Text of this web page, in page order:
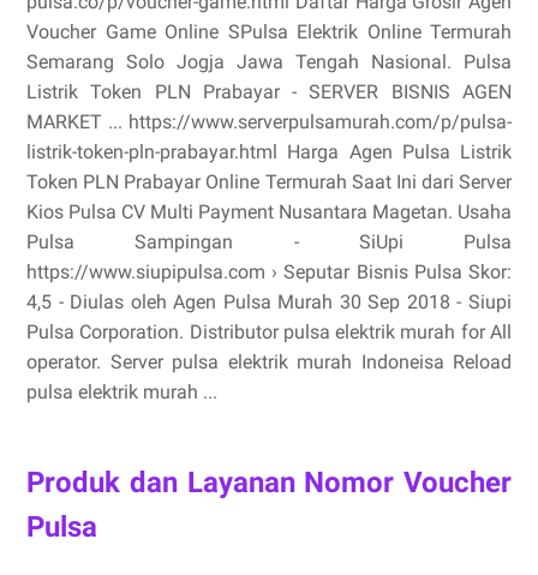
Voucher Game Online SPulsa Elektrik Online Termurah
Semarang Solo Jogja Jawa Tengah Nasional. Pulsa
Listrik Token PLN Prabayar - SERVER BISNIS AGEN
MARKET ... https://www.serverpulsamurah.com/p/pulsa-
listrik-token-pln-prabayar.html Harga Agen Pulsa Listrik
Token PLN Prabayar Online Termurah Saat Ini dari Server
Kios Pulsa CV Multi Payment Nusantara Magetan. Usaha
Pulsa Sampingan - SiUpi Pulsa
https://www.siupipulsa.com › Seputar Bisnis Pulsa Skor:
4,5 - ‎Diulas oleh Agen Pulsa Murah 30 Sep 2018 - Siupi
Pulsa Corporation. Distributor pulsa elektrik murah for All
operator. Server pulsa elektrik murah Indoneisa Reload
pulsa elektrik murah ...
Produk dan Layanan Nomor Voucher
Pulsa